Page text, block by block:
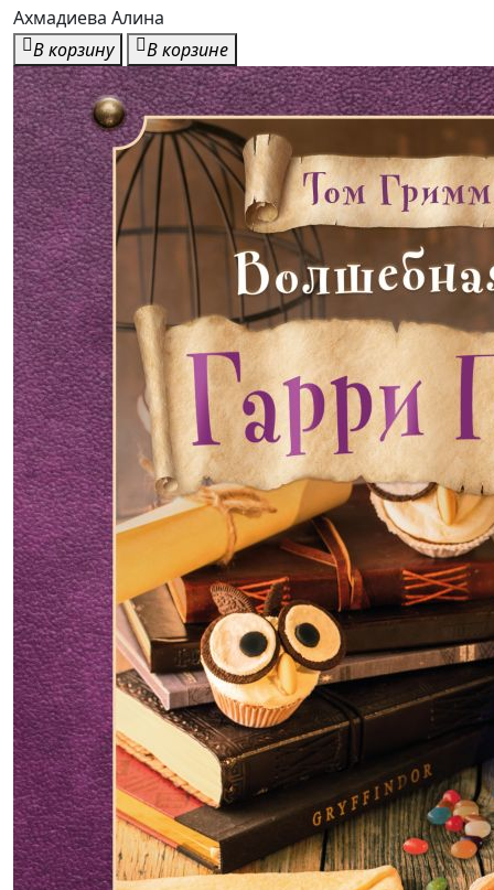
Ахмадиева Алина
В корзину
В корзине